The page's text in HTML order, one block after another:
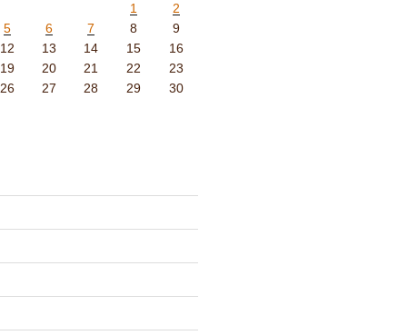
1
2
5 6 7 8
9
12 13 14 15
16
19 20 21 22
23
26 27 28 29
30